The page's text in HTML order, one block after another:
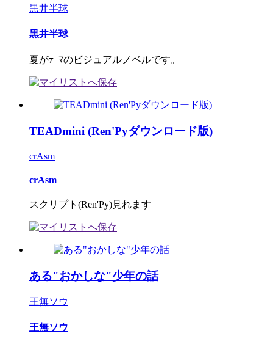
黒井半球
黒井半球
夏がﾃｰﾏのビジュアルノベルです。
TEADmini (Ren'Pyダウンロード版)
crAsm
crAsm
スクリプト(Ren'Py)見れます
ある"おかしな"少年の話
王無ソウ
王無ソウ